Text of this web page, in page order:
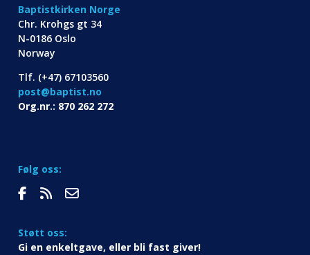
Baptistkirken Norge
Chr. Krohgs gt 34
N-0186 Oslo
Norway
Tlf. (+47) 67103560
post@baptist.no
Org.nr.: 870 262 272
Følg oss:
Støtt oss:
Gi en enkeltgave, eller bli fast giver!